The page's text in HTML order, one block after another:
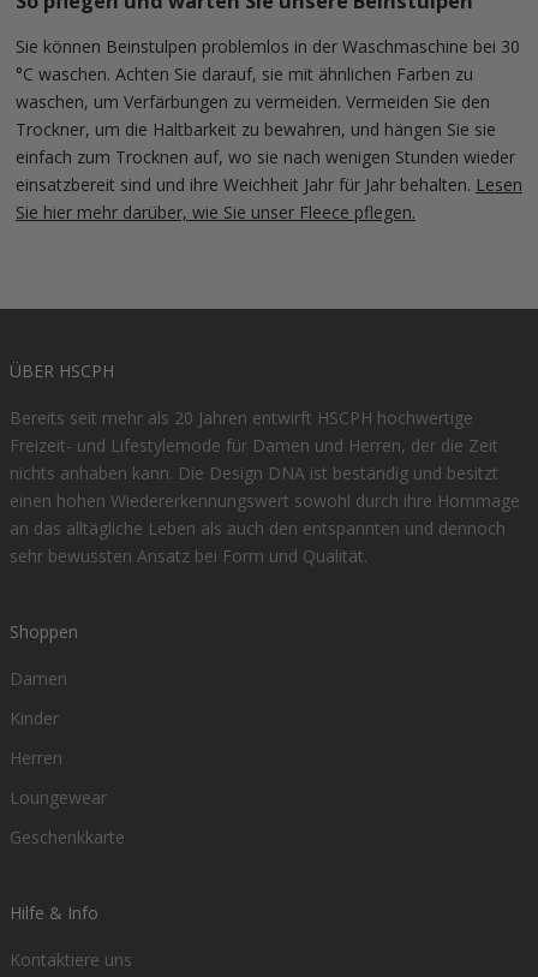
Sie können Beinstulpen problemlos in der Waschmaschine bei 30
°C waschen. Achten Sie darauf, sie mit ähnlichen Farben zu
waschen, um Verfärbungen zu vermeiden. Vermeiden Sie den
Trockner, um die Haltbarkeit zu bewahren, und hängen Sie sie
einfach zum Trocknen auf, wo sie nach wenigen Stunden wieder
einsatzbereit sind und ihre Weichheit Jahr für Jahr behalten. Lesen
Sie hier mehr darüber, wie Sie unser Fleece pflegen.
ÜBER HSCPH
Bereits seit mehr als 20 Jahren entwirft HSCPH hochwertige
Freizeit- und Lifestylemode für Damen und Herren, der die Zeit
nichts anhaben kann. Die Design DNA ist beständig und besitzt
einen hohen Wiedererkennungswert sowohl durch ihre Hommage
an das alltägliche Leben als auch den entspannten und dennoch
sehr bewussten Ansatz bei Form und Qualität.
Shoppen
Damen
Kinder
Herren
Loungewear
Geschenkkarte
Hilfe & Info
Kontaktiere uns